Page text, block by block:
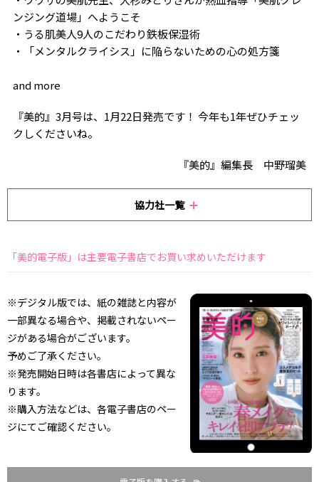
ンジング道場」へようこそ
・うる肌美人9人のこだわり鉄板保湿術
・「メンタルクライシス」に陥らないための心の処方箋
and more
『美的』3月号は、1月22日発売です！ 今年も1年ぜひチェッ
クしくださいね。
『美的』編集長 中野瑠美
協力社一覧
「美的電子版」は主要電子書店でお買い求めいただけます
※デジタル版では、紙の雑誌と内容が
一部異なる場合や、掲載されないペー
ジがある場合がございます。
予めご了承ください。
※発売開始日時は各書店によって異な
ります。
※購入方法などは、各電子書店のペー
ジにてご確認ください。